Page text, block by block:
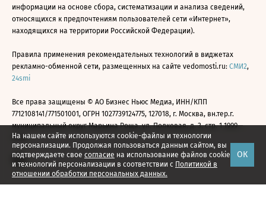
На нашем сайте используются cookie-файлы и технологии
персонализации. Продолжая пользоваться данным сайтом, вы
подтверждаете свое согласие на использование файлов cookie
и технологий персонализации в соответствии с Политикой в
отношении обработки персональных данных.
ОК
информации на основе сбора, систематизации и анализа сведений,
относящихся к предпочтениям пользователей сети «Интернет»,
находящихся на территории Российской Федерации).
Правила применения рекомендательных технологий в виджетах
рекламно-обменной сети, размещенных на сайте vedomosti.ru: СМИ2,
24smi
Все права защищены © АО Бизнес Ньюс Медиа, ИНН/КПП
7712108141/771501001, ОГРН 1027739124775, 127018, г. Москва, вн.тер.г.
муниципальный округ Марьина Роща, ул. Полковая, д. 3, стр. 1 1999—
2026